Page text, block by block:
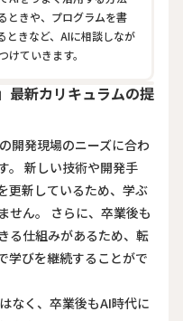
ときや、プログラムを書
ときなど、AIに相談しなが
ていきます。
最新カリキュラムの提
開発現場のニーズに合わ
。 新しい技術や開発手
更新しているため、学ぶ
せん。 さらに、卒業後も
る仕組みがあるため、転
学びを継続することがで
なく、卒業後もAI時代に